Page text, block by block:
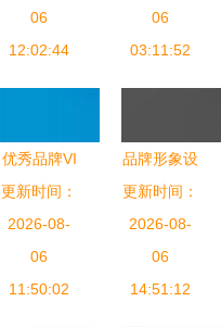
以“形客”升
维品牌态势
06
12:02:44
的核心策略
06
03:11:52
优秀品牌VI
设计欣赏
企业形象
的“第一张
脸”
更新时间：
2026-08-
06
11:50:02
品牌形象设
计与企业形
象设计 企
业不可或缺
的战略投资
更新时间：
2026-08-
06
14:51:12